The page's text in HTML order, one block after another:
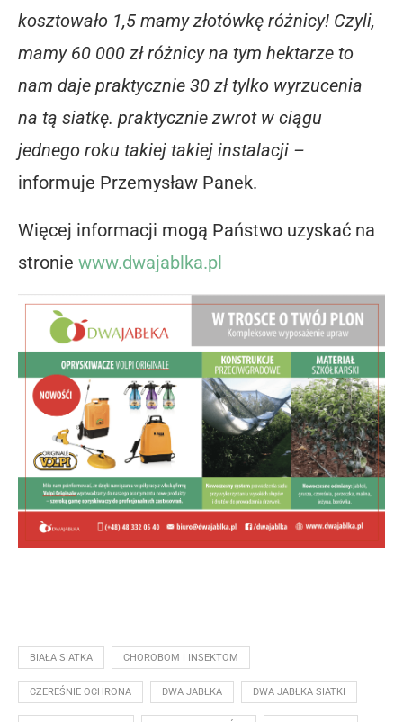
kosztowało 1,5 mamy złotówkę różnicy! Czyli,
mamy 60 000 zł różnicy na tym hektarze to
nam daje praktycznie 30 zł tylko wyrzucenia
na tą siatkę. praktycznie zwrot w ciągu
jednego roku takiej takiej instalacji –
informuje Przemysław Panek.
Więcej informacji mogą Państwo uzyskać na
stronie www.dwajablka.pl
BIAŁA SIATKA CHOROBOM I INSEKTOM
CZEREŚNIE OCHRONA DWA JABŁKA DWA JABŁKA SIATKI